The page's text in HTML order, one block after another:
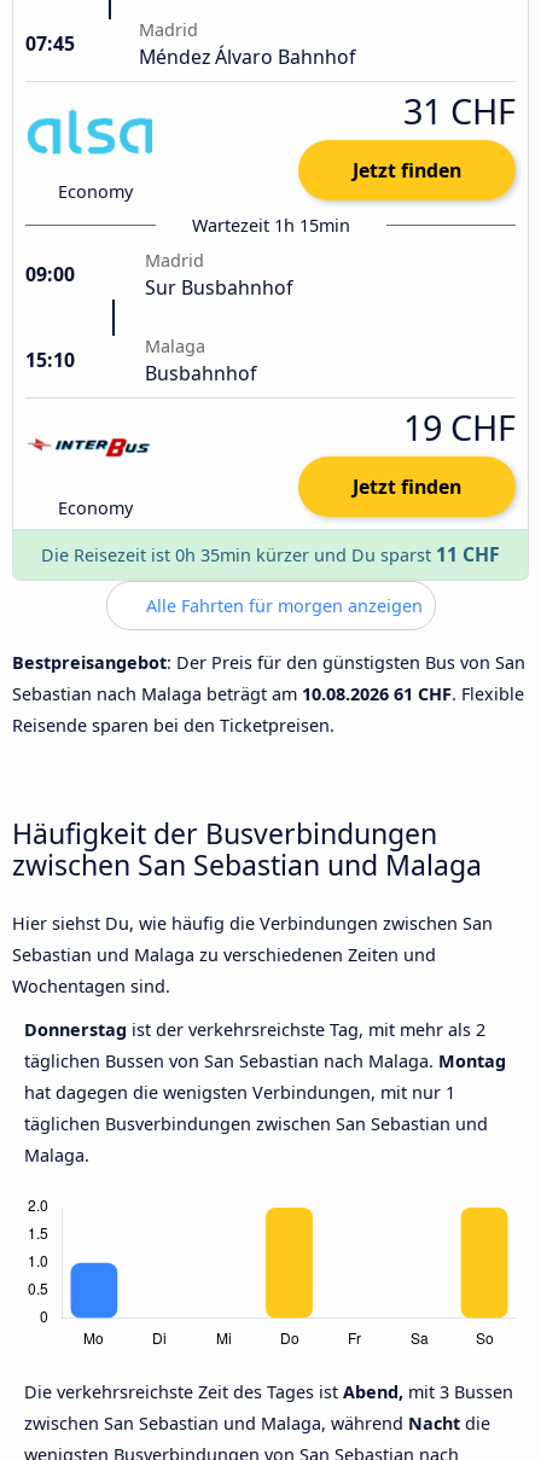
07:45
Madrid
Méndez Álvaro Bahnhof
Economy
31 CHF
Jetzt finden
Wartezeit 1h 15min
09:00
Madrid
Sur Busbahnhof
15:10
Malaga
Busbahnhof
Economy
19 CHF
Jetzt finden
Die Reisezeit ist 0h 35min kürzer und Du sparst 11 CHF
Alle Fahrten für morgen anzeigen
Bestpreisangebot: Der Preis für den günstigsten Bus von San
Sebastian nach Malaga beträgt am 10.08.2026 61 CHF. Flexible
Reisende sparen bei den Ticketpreisen.
Häufigkeit der Busverbindungen
zwischen San Sebastian und Malaga
Hier siehst Du, wie häufig die Verbindungen zwischen San
Sebastian und Malaga zu verschiedenen Zeiten und
Wochentagen sind.
Donnerstag ist der verkehrsreichste Tag, mit mehr als 2
täglichen Bussen von San Sebastian nach Malaga. Montag
hat dagegen die wenigsten Verbindungen, mit nur 1
täglichen Busverbindungen zwischen San Sebastian und
Malaga.
Die verkehrsreichste Zeit des Tages ist Abend, mit 3 Bussen
zwischen San Sebastian und Malaga, während Nacht die
wenigsten Busverbindungen von San Sebastian nach